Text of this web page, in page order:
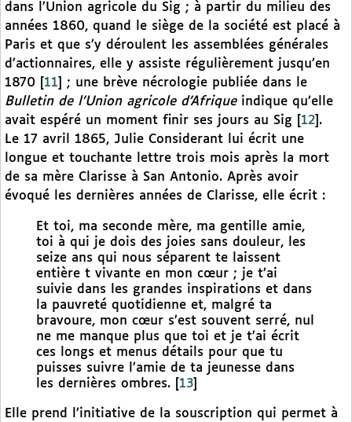
dans l’Union agricole du Sig ; à partir du milieu des
années 1860, quand le siège de la société est placé à
Paris et que s’y déroulent les assemblées générales
d’actionnaires, elle y assiste régulièrement jusqu’en
1870
11
; une brève nécrologie publiée dans le
Bulletin de l’Union agricole d’Afriqueindique qu’elle
avait espéré un moment finir ses jours au Sig
12 .
Le 17 avril 1865, Julie Considerant lui écrit une
longue et touchante lettre trois mois après la mort
de sa mère Clarisse à San Antonio. Après avoir
évoqué les dernières années de Clarisse, elle écrit :
Et toi, ma seconde mère, ma gentille amie,
toi à qui je dois des joies sans douleur, les
seize ans qui nous séparent te laissent
entière t vivante en mon cœur ; je t’ai
suivie dans les grandes inspirations et dans
la pauvreté quotidienne et, malgré ta
bravoure, mon cœur s’est souvent serré, nul
ne me manque plus que toi et je t’ai écrit
ces longs et menus détails pour que tu
puisses suivre l’amie de ta jeunesse dans
les dernières ombres.
13
Elle prend l’initiative de la souscription qui permet à